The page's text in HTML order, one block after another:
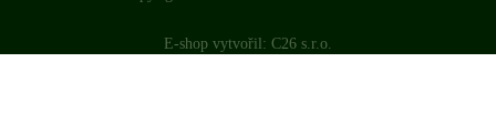
E-shop vytvořil: C26 s.r.o.